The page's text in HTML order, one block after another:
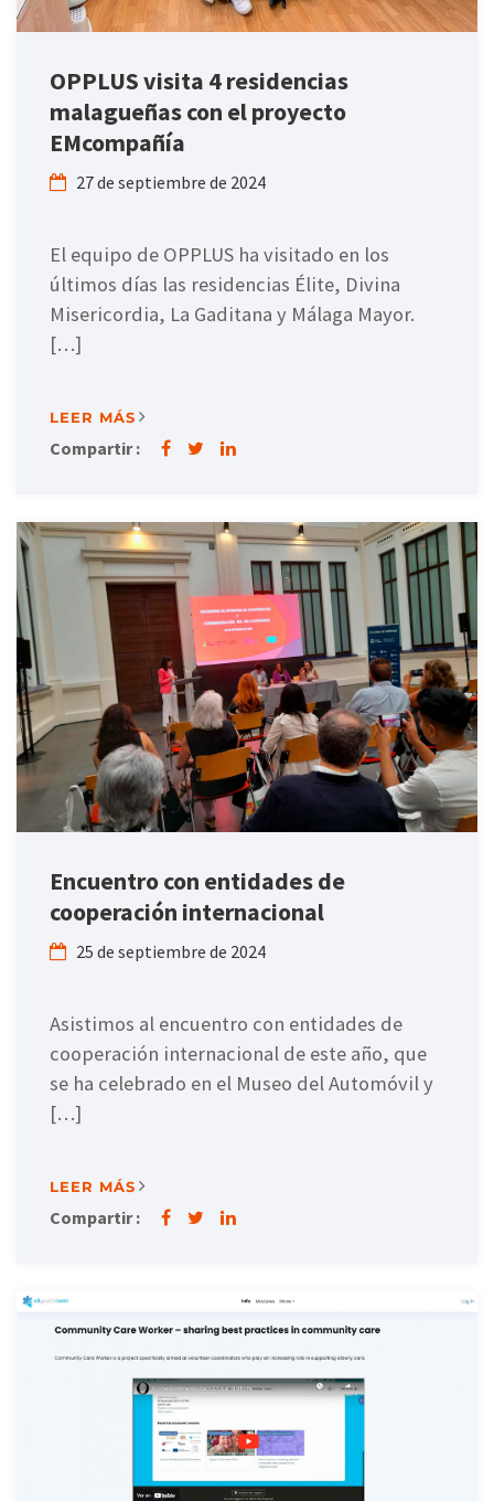
OPPLUS visita 4 residencias
malagueñas con el proyecto
EMcompañía
27 de septiembre de 2024
El equipo de OPPLUS ha visitado en los
últimos días las residencias Élite, Divina
Misericordia, La Gaditana y Málaga Mayor.
[…]
LEER MÁS
Compartir :
Encuentro con entidades de
cooperación internacional
25 de septiembre de 2024
Asistimos al encuentro con entidades de
cooperación internacional de este año, que
se ha celebrado en el Museo del Automóvil y
[…]
LEER MÁS
Compartir :